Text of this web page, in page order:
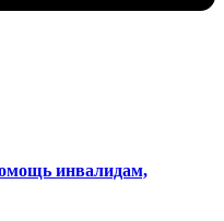
инвалидам,